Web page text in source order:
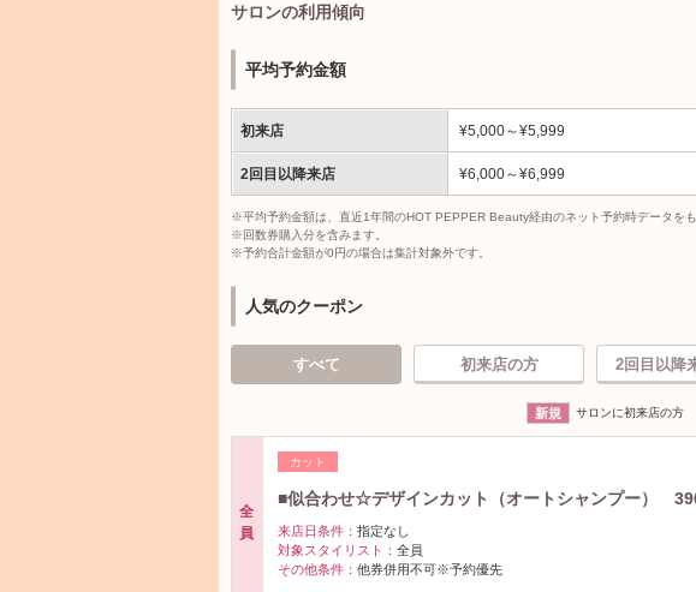
サロンの利用傾向
平均予約金額
初来店 ¥5,000～¥5,999
2回目以降来店 ¥6,000～¥6,999
※平均予約金額は、直近1年間のHOT PEPPER Beauty経由のネット予約時データをも
※回数券購入分を含みます。
※予約合計金額が0円の場合は集計対象外です。
人気のクーポン
すべて 初来店の方 2回目以降
新規 サロンに初来店の方
全
員
カット
■似合わせ☆デザインカット（オートシャンプー）
来店日条件： 指定なし
対象スタイリスト： 全員
その他条件： 他券併用不可※予約優先